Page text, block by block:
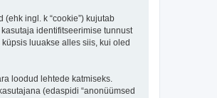
ingl. k “cookie”) kujutab
identifitseerimise tunnust
luuakse alles siis, kui oled
loodud lehtede katmiseks.
(edaspidi “anonüümsed